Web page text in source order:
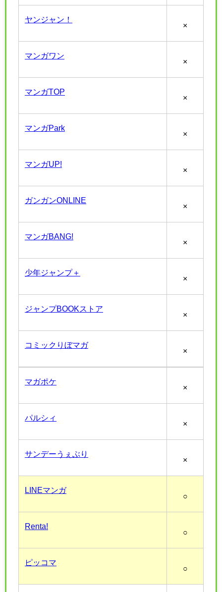
ヤンジャン！
×
マンガワン
×
マンガTOP
×
マンガPark
×
マンガUP!
×
ガンガンONLINE
×
マンガBANG!
×
少年ジャンプ＋
×
ジャンプBOOKストア
×
コミックりぼマガ
×
マガポケ
×
パルシィ
×
サンデーうぇぶり
×
LINEマンガ
○
Renta!
○
ピッコマ
○